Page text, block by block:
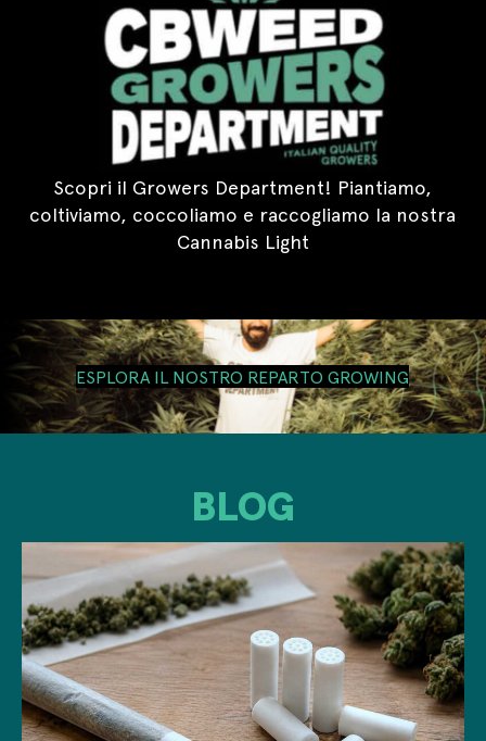
Scopri il Growers Department! Piantiamo,
coltiviamo, coccoliamo e raccogliamo la nostra
Cannabis Light
ESPLORA IL NOSTRO REPARTO GROWING
BLOG